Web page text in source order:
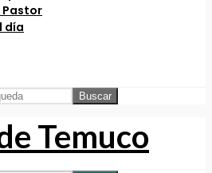
Pastor
día
Buscar